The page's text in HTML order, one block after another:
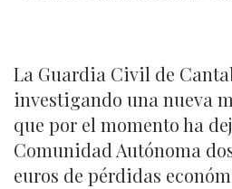
La Guardia Civil de
investigando una nueva
que por el momento ha
Comunidad Autónoma
euros de pérdidas